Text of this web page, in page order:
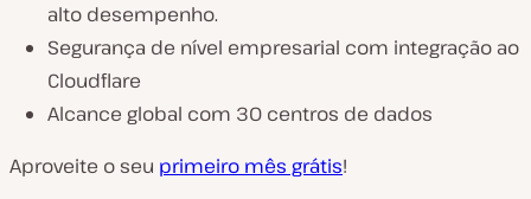
alto desempenho.
Segurança de nível empresarial com integração ao
Cloudflare
Alcance global com 30 centros de dados
Aproveite o seu primeiro mês grátis!